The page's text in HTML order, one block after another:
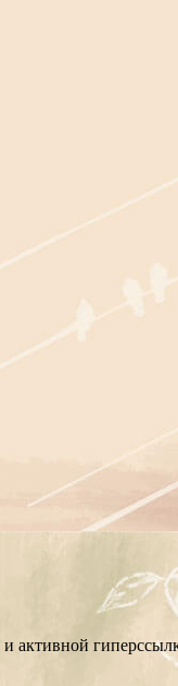
активной